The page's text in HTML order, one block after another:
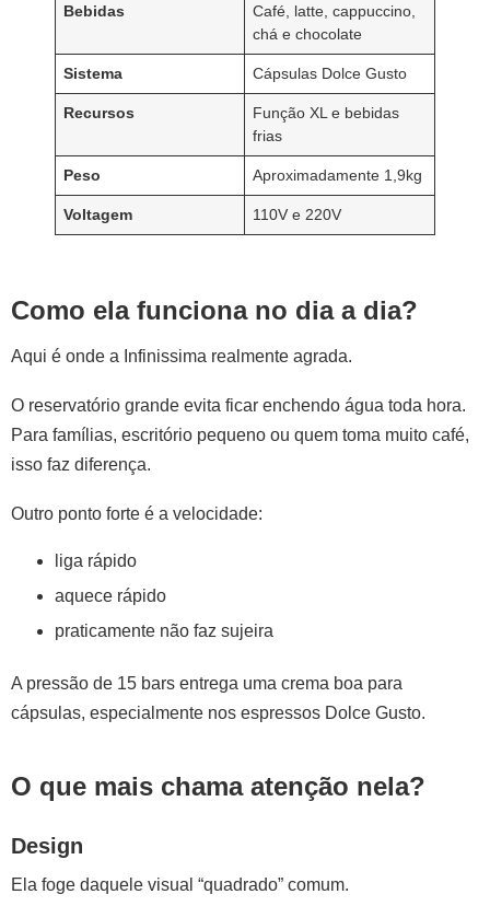
Bebidas
Café, latte, cappuccino,
chá e chocolate
Sistema Cápsulas Dolce Gusto
Recursos
Função XL e bebidas
frias
Peso Aproximadamente 1,9kg
Voltagem 110V e 220V
Como ela funciona no dia a dia?
Aqui é onde a Infinissima realmente agrada.
O reservatório grande evita ficar enchendo água toda hora.
Para famílias, escritório pequeno ou quem toma muito café,
isso faz diferença.
Outro ponto forte é a velocidade:
liga rápido
aquece rápido
praticamente não faz sujeira
A pressão de 15 bars entrega uma crema boa para
cápsulas, especialmente nos espressos Dolce Gusto.
O que mais chama atenção nela?
Design
Ela foge daquele visual “quadrado” comum.